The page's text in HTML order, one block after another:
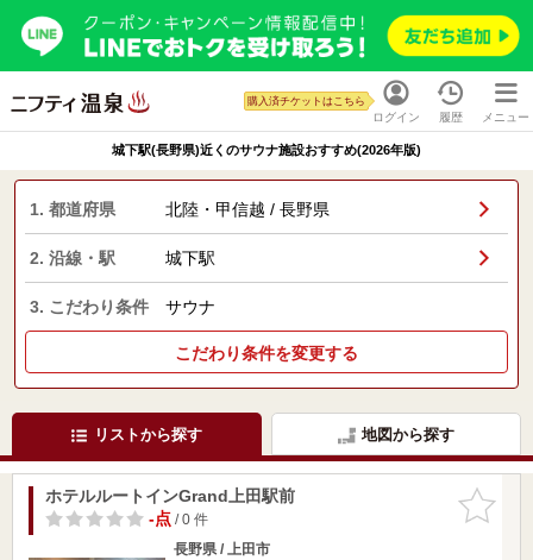
ログイン
購入済チケットはこちら
履歴 メニュー
城下駅(長野県)近くのサウナ施設おすすめ(2026年版)
1. 都道府県 北陸・甲信越 / 長野県
2. 沿線・駅 城下駅
3. こだわり条件 サウナ
こだわり条件を変更する
リストから探す 地図から探す
お気に入
りに追加
ホテルルートインGrand上田駅前
-点/ 0 件
長野県 / 上田市